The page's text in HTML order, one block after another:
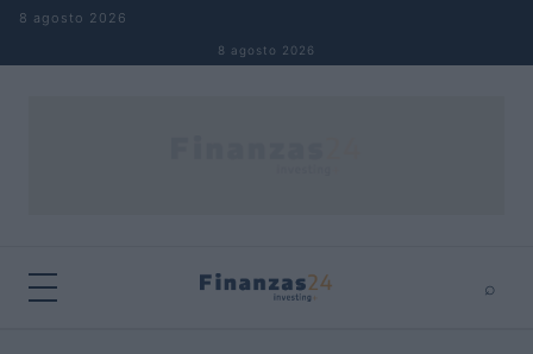
Saltar al contenido
8 agosto 2026
8 agosto 2026
⌕